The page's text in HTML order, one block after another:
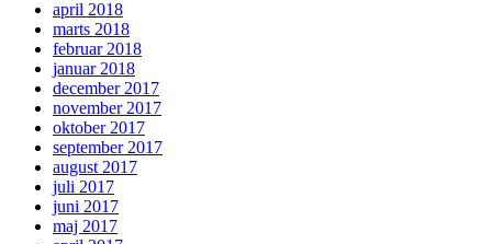
april 2018
marts 2018
februar 2018
januar 2018
december 2017
november 2017
oktober 2017
september 2017
august 2017
juli 2017
juni 2017
maj 2017